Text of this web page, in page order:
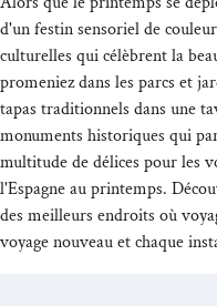
d'un festin sensoriel de
culturelles qui célèbrent la
promeniez dans les parcs et
tapas traditionnels dans une
monuments historiques qui
multitude de délices pour les
l'Espagne au printemps.
des meilleurs endroits où
voyage nouveau et chaque